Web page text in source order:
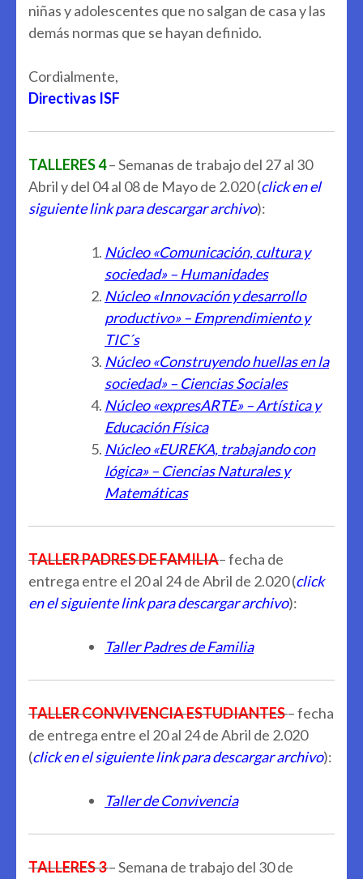
niñas y adolescentes que no salgan de casa y las
demás normas que se hayan definido.
Cordialmente,
Directivas ISF
TALLERES 4– Semanas de trabajo del 27 al 30
Abril y del 04 al 08 de Mayo de 2.020 (click en el
siguiente link para descargar archivo):
Núcleo «Comunicación, cultura y
sociedad» – Humanidades
Núcleo «Innovación y desarrollo
productivo» – Emprendimiento y
TIC´s
Núcleo «Construyendo huellas en la
sociedad» – Ciencias Sociales
Núcleo «expresARTE» – Artística y
Educación Física
Núcleo «EUREKA, trabajando con
lógica» – Ciencias Naturales y
Matemáticas
TALLER PADRES DE FAMILIA– fecha de
entrega entre el 20 al 24 de Abril de 2.020 (click
en el siguiente link para descargar archivo):
Taller Padres de Familia
TALLER CONVIVENCIA ESTUDIANTES– fecha
de entrega entre el 20 al 24 de Abril de 2.020
(click en el siguiente link para descargar archivo):
Taller de Convivencia
TALLERES 3– Semana de trabajo del 30 de